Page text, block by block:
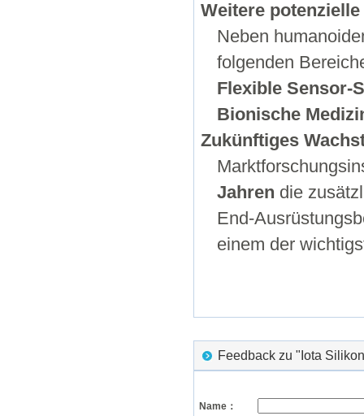
Weitere
Neben
folgenden
Flexible Sensor-
Bionische
Zukünftiges
Jahren die
End-
einem der
Feedback zu "Iota
Name：